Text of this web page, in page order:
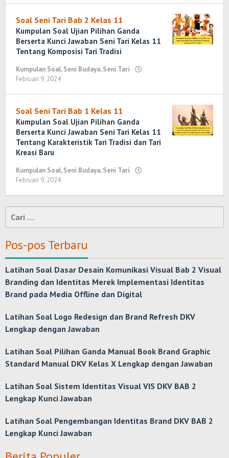
Wirawan
Soal Seni Tari Bab 2 Kelas 11
Kumpulan Soal Ujian Pilihan Ganda
Berserta Kunci Jawaban Seni Tari Kelas 11
Tentang Komposisi Tari Tradisi
Kumpulan Soal,Seni Budaya,Seni Tari
Februari 9, 2024
Wirawan
Soal Seni Tari Bab 1 Kelas 11
Kumpulan Soal Ujian Pilihan Ganda
Berserta Kunci Jawaban Seni Tari Kelas 11
Tentang Karakteristik Tari Tradisi dan Tari
Kreasi Baru
Kumpulan Soal,Seni Budaya,Seni Tari
Februari 9, 2024
Wirawan
Cari
untuk:
Pos-pos Terbaru
Latihan Soal Dasar Desain Komunikasi Visual Bab 2 Visual
Branding dan Identitas Merek Implementasi Identitas
Brand pada Media Offline dan Digital
Latihan Soal Logo Redesign dan Brand Refresh DKV
Lengkap dengan Jawaban
Latihan Soal Pilihan Ganda Manual Book Brand Graphic
Standard Manual DKV Kelas X Lengkap dengan Jawaban
Latihan Soal Sistem Identitas Visual VIS DKV BAB 2
Lengkap Kunci Jawaban
Latihan Soal Pengembangan Identitas Brand DKV BAB 2
Lengkap Kunci Jawaban